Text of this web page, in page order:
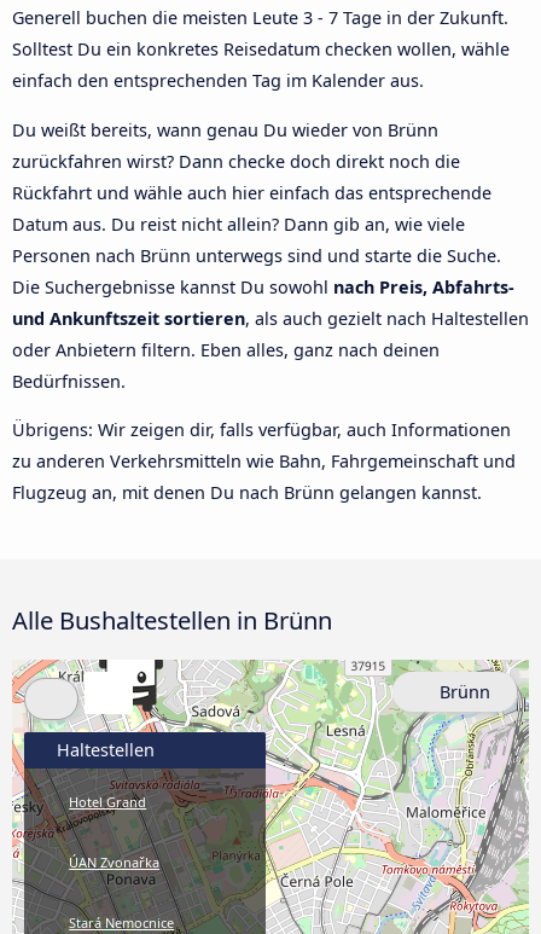
Generell buchen die meisten Leute 3 - 7 Tage in der Zukunft.
Solltest Du ein konkretes Reisedatum checken wollen, wähle
einfach den entsprechenden Tag im Kalender aus.
Du weißt bereits, wann genau Du wieder von Brünn
zurückfahren wirst? Dann checke doch direkt noch die
Rückfahrt und wähle auch hier einfach das entsprechende
Datum aus. Du reist nicht allein? Dann gib an, wie viele
Personen nach Brünn unterwegs sind und starte die Suche.
Die Suchergebnisse kannst Du sowohl nach Preis, Abfahrts-
und Ankunftszeit sortieren, als auch gezielt nach Haltestellen
oder Anbietern filtern. Eben alles, ganz nach deinen
Bedürfnissen.
Übrigens: Wir zeigen dir, falls verfügbar, auch Informationen
zu anderen Verkehrsmitteln wie Bahn, Fahrgemeinschaft und
Flugzeug an, mit denen Du nach Brünn gelangen kannst.
Alle Bushaltestellen in Brünn
Haltestellen
Hotel Grand
ÚAN Zvonařka
Stará Nemocnice
Brünn